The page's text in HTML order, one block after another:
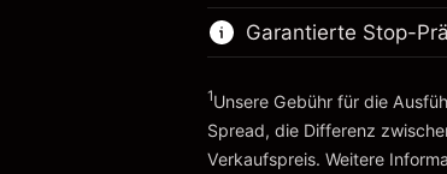
Zur Plattform
Positionsgröße mit
~AED 4,000.00
Zur Plattform
Garantierte Stop-
1Unsere Gebühr für die
Spread, die Differenz
Verkaufspreis. Weitere